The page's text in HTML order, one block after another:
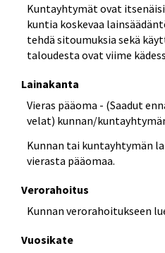
Kuntayhtymät ovat
kuntia koskevaa
tehdä sitoumuksia sekä
taloudesta ovat viime
Lainakanta
Vieras pääoma - (Saadut
velat) kunnan/
Kunnan tai kuntayhtymän
vierasta pääomaa.
Verorahoitus
Kunnan verorahoitukseen
Vuosikate